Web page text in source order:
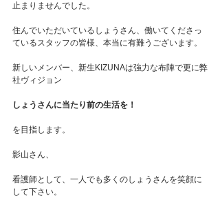
止まりませんでした。
住んでいただいているしょうさん、働いてくださっ
ているスタッフの皆様、本当に有難うございます。
新しいメンバー、新生KIZUNAは強力な布陣で更に弊
社ヴィジョン
しょうさんに当たり前の生活を！
を目指します。
影山さん、
看護師として、一人でも多くのしょうさんを笑顔に
して下さい。